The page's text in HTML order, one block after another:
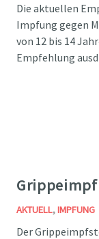
Die aktuellen
Impfung gegen
von 12 bis 14
Empfehlung
AKTUELL,IMPFUNG
Der